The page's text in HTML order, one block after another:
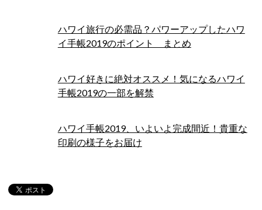
ハワイ旅行の必需品？パワーアップしたハワ
イ手帳2019のポイント まとめ
ハワイ好きに絶対オススメ！気になるハワイ
手帳2019の一部を解禁
ハワイ手帳2019、いよいよ完成間近！貴重な
印刷の様子をお届け